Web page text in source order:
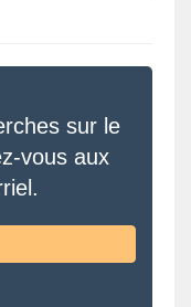
sur le
vous aux